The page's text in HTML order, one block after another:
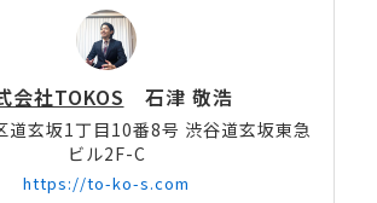
会社TOKOS 石津 敬浩
道玄坂1丁目10番8号 渋谷道玄坂東急
ビル2F-C
https://to-ko-s.com